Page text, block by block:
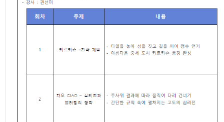
전자저널 서비스
시요일
고전백서